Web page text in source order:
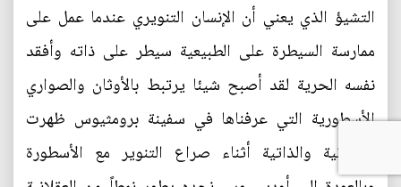
التشيؤ الذي يعني أن الإنسان التنويري عندما عمل على
ممارسة السيطرة على الطبيعية سيطر على ذاته وأفقد
نفسه الحرية لقد أصبح شيئا يرتبط بالأوثان والصواري
الأسطورية التي عرفناها في سفينة برومثيوس ظهرت
الفردانية والذاتية أثناء صراع التنوير مع الأسطورة